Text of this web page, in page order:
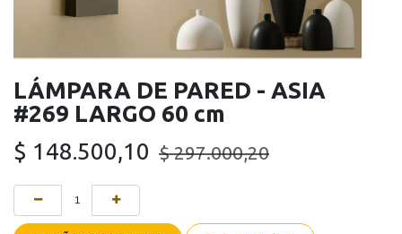
LÁMPARA DE PARED - ASIA
#269 LARGO 60 cm
$ 148.500,10 $297.000,20